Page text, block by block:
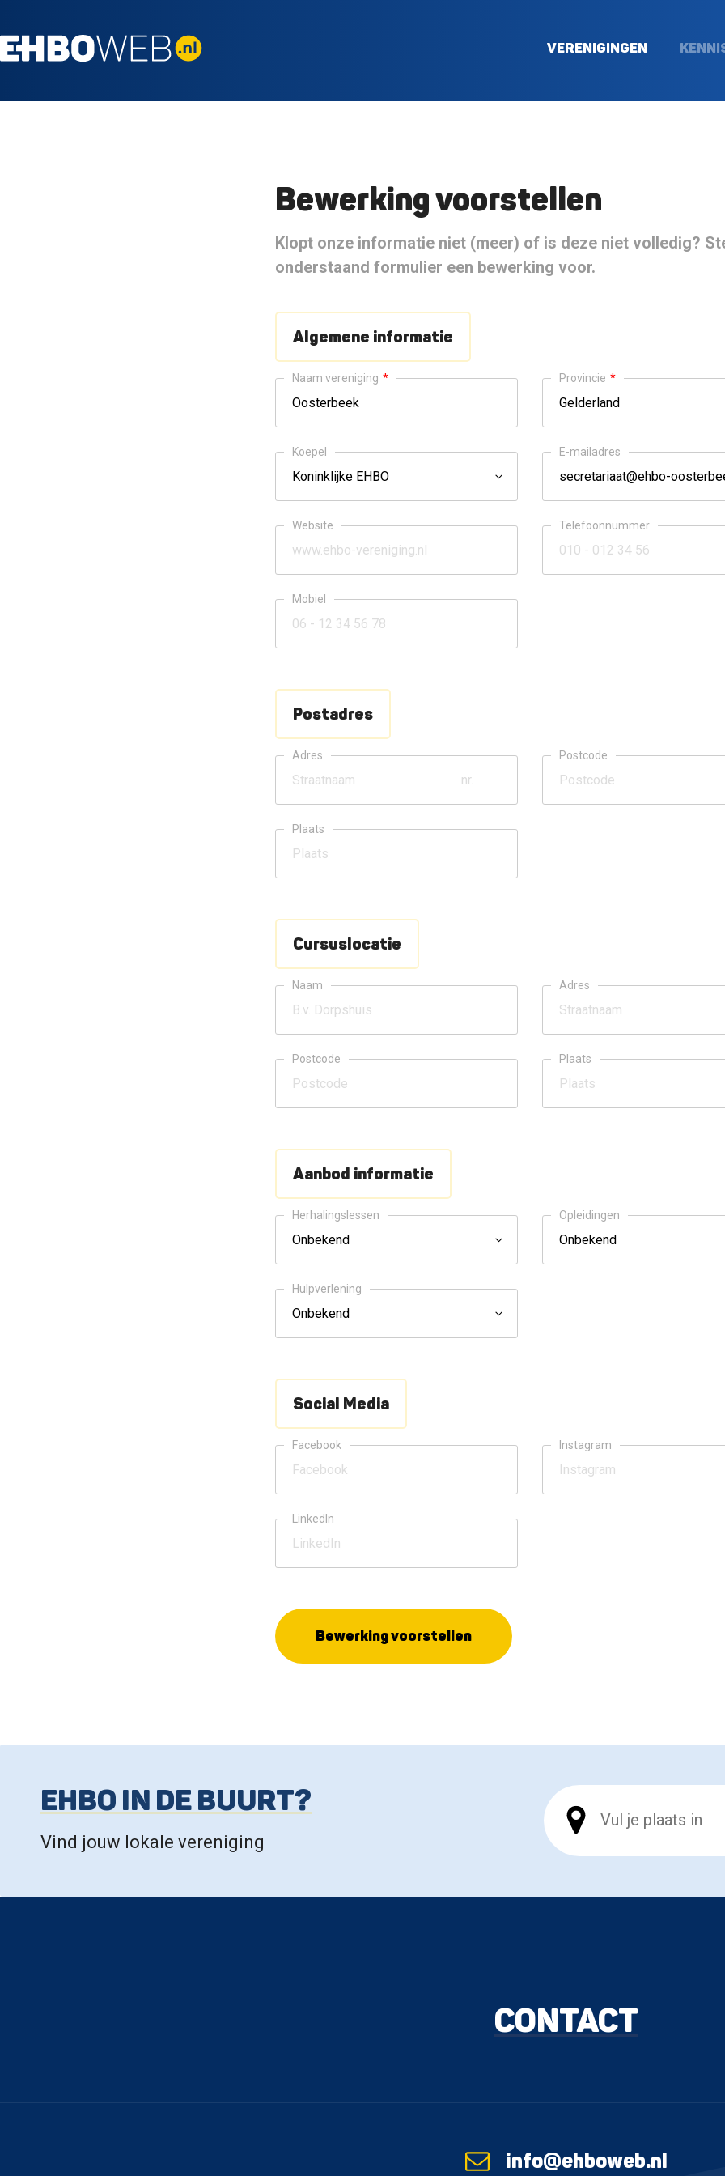
VERENIGINGEN
Bewerking voorstellen
Klopt onze informatie niet (meer) of is deze niet volledig?
onderstaand formulier een bewerking voor.
Algemene informatie
Naam vereniging * Provincie *
Koepel E-mailadres
Website Telefoonnummer
Mobiel
Postadres
Adres Postcode
Plaats
Cursuslocatie
Naam Adres
Postcode Plaats
Aanbod informatie
Herhalingslessen Opleidingen
Hulpverlening
Social Media
Facebook Instagram
LinkedIn
Bewerking voorstellen
EHBO IN DE BUURT?
Vind jouw lokale vereniging
CONTACT
info@ehboweb.nl